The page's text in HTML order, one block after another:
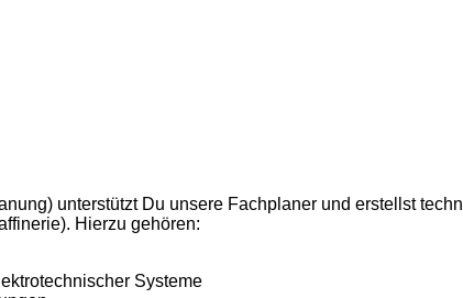
unterstützt Du unsere Fachplaner und erstellst
Hierzu gehören:
Systeme